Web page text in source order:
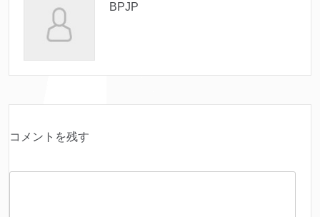
BPJP
コメントを残す